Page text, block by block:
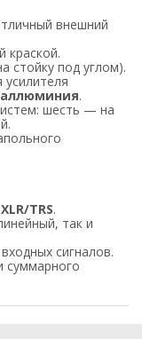
внешний
краской.
стойку под углом).
усилителя
аллюминия.
шесть — на
XLR/TRS.
так и
сигналов.
суммарного